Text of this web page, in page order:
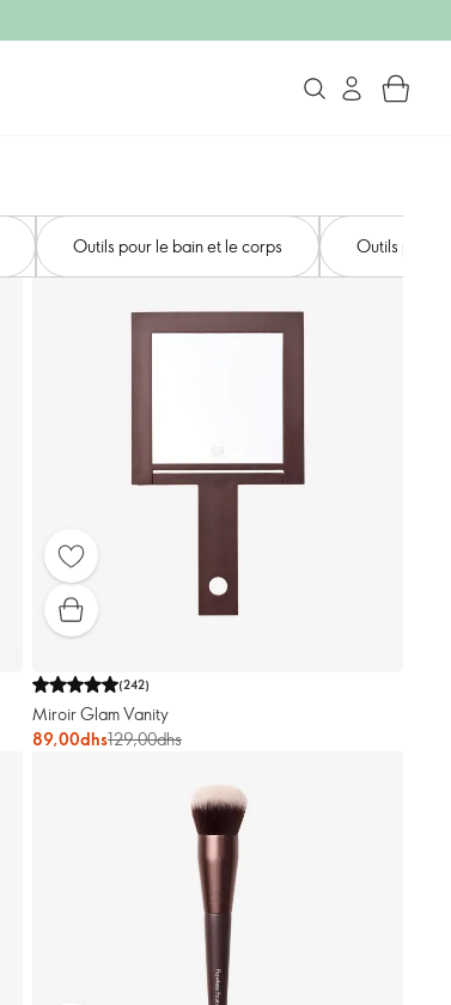
Outils pour le bain et le corps Outils pour
(242)
Miroir Glam Vanity
89,00dhs129,00dhs